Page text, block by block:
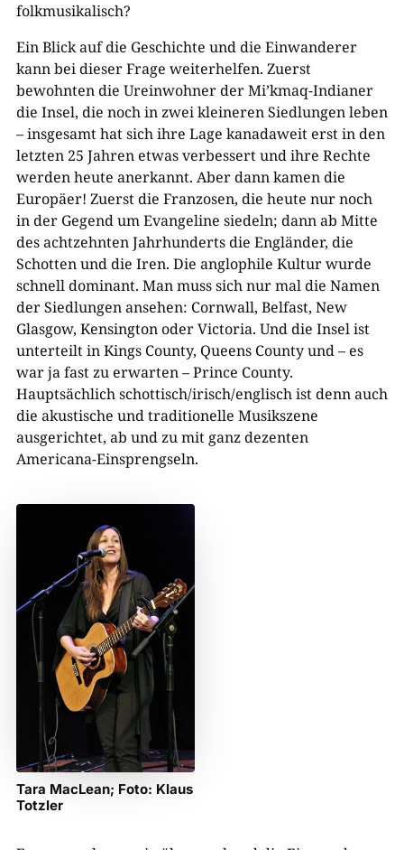
folkmusikalisch?
Ein Blick auf die Geschichte und die Einwanderer
kann bei dieser Frage weiterhelfen. Zuerst
bewohnten die Ureinwohner der Mi’kmaq-Indianer
die Insel, die noch in zwei kleineren Siedlungen leben
– insgesamt hat sich ihre Lage kanadaweit erst in den
letzten 25 Jahren etwas verbessert und ihre Rechte
werden heute anerkannt. Aber dann kamen die
Europäer! Zuerst die Franzosen, die heute nur noch
in der Gegend um Evangeline siedeln; dann ab Mitte
des achtzehnten Jahrhunderts die Engländer, die
Schotten und die Iren. Die anglophile Kultur wurde
schnell dominant. Man muss sich nur mal die Namen
der Siedlungen ansehen: Cornwall, Belfast, New
Glasgow, Kensington oder Victoria. Und die Insel ist
unterteilt in Kings County, Queens County und – es
war ja fast zu erwarten – Prince County.
Hauptsächlich schottisch/irisch/englisch ist denn auch
die akustische und traditionelle Musikszene
ausgerichtet, ab und zu mit ganz dezenten
Americana-Einsprengseln.
Tara MacLean; Foto: Klaus
Totzler